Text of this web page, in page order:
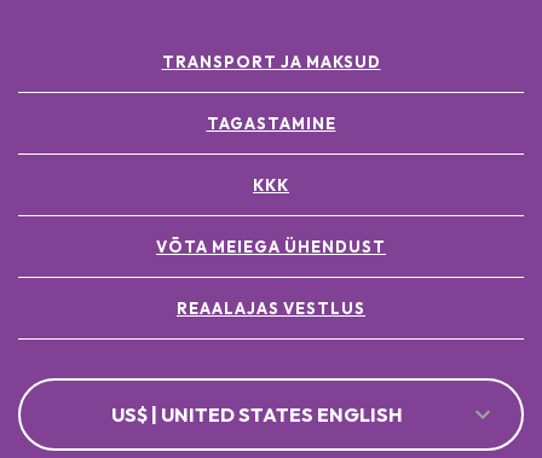
TRANSPORT JA MAKSUD
TAGASTAMINE
KKK
VÕTA MEIEGA ÜHENDUST
REAALAJAS VESTLUS
US$ | UNITED STATES ENGLISH